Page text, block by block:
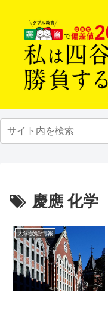
慶應 化学
大学受験情報